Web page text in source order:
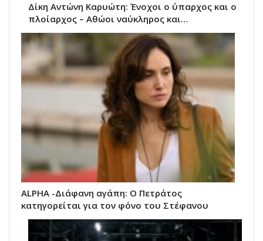
Δίκη Αντώνη Καρυώτη: Ένοχοι ο ύπαρχος και ο
πλοίαρχος – Αθώοι ναύκληρος και…
ALPHA -Διάφανη αγάπη: Ο Πετράτος
κατηγορείται για τον φόνο του Στέφανου